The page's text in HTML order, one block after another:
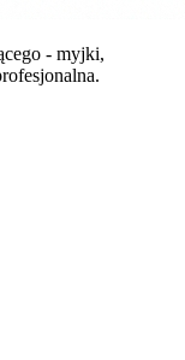
- myjki,